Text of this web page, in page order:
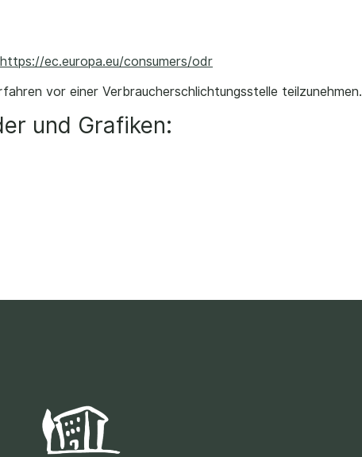
https://ec.europa.eu/consumers/odr
vor einer Verbraucherschlichtungsstelle teilzunehmen.
und Grafiken: